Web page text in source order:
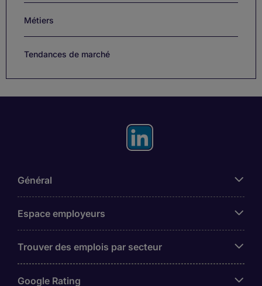
Métiers
Tendances de marché
Général
Espace employeurs
Trouver des emplois par secteur
Google Rating